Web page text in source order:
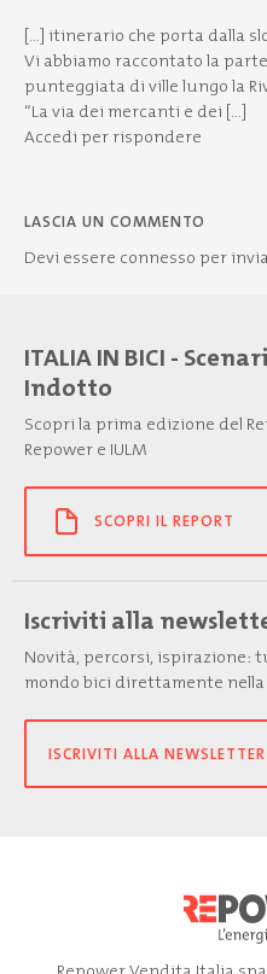
[…] itinerario che porta dalla
Vi abbiamo raccontato la
punteggiata di ville lungo la
“La via dei mercanti e dei […]
Accedi per rispondere
LASCIA UN COMMENTO
Devi essere connesso per
ITALIA IN BICI -
Indotto
Scopri la prima edizione del
Repower e IULM
SCOPRI IL REPORT
Iscriviti alla
Novità, percorsi, ispirazione:
mondo bici direttamente
ISCRIVITI ALLA NEWSLETTER